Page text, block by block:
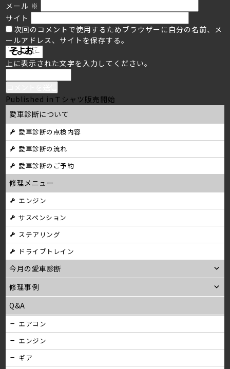
メール ※
サイト
次回のコメントで使用するためブラウザーに自分の名前、メ
ールアドレス、サイトを保存する。
上に表示された文字を入力してください。
投
稿
ナ
ビ
ゲ
ー
シ
ョ
ン
Published in Ｔシャツ販売開始
愛車診断について
愛車診断の点検内容
愛車診断の流れ
愛車診断のご予約
修理メニュー
エンジン
サスペンション
ステアリング
ドライブトレイン
今月の愛車診断
修理事例
Q&A
エアコン
エンジン
ギア